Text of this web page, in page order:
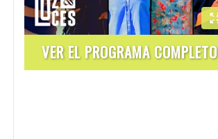
VER EL PROGRAMA COMPLETO